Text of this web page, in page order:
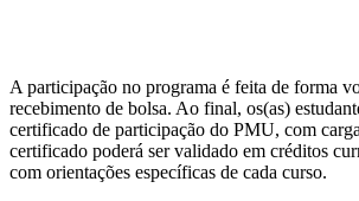
A participação no programa é feita de forma
recebimento de bolsa. Ao final, os(as)
certificado de participação do PMU, com
certificado poderá ser validado em créditos
com orientações específicas de cada curso.